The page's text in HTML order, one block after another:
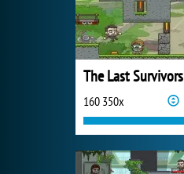
The Last Survivors
160 350x